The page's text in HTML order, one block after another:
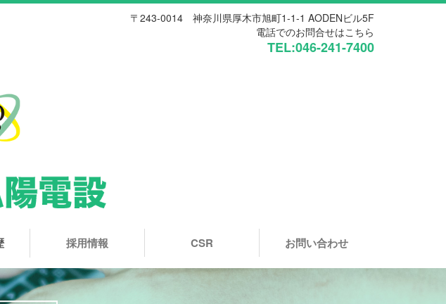
〒243-0014 神奈川県厚木市旭町1-1-1 AODENビル5F
電話でのお問合せはこちら
TEL:046-241-7400
採用情報 CSR お問い合わせ